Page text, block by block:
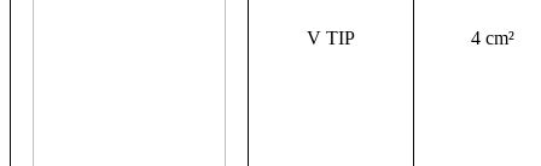
V TIP 4 cm²